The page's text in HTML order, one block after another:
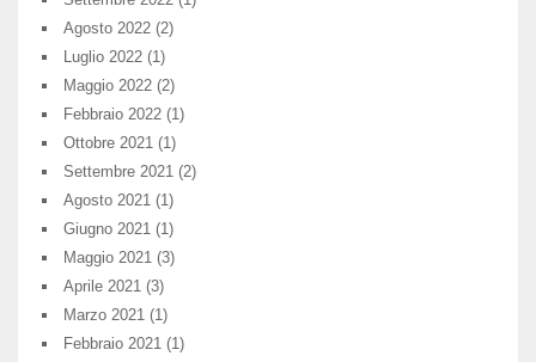
Agosto 2022 (2)
Luglio 2022 (1)
Maggio 2022 (2)
Febbraio 2022 (1)
Ottobre 2021 (1)
Settembre 2021 (2)
Agosto 2021 (1)
Giugno 2021 (1)
Maggio 2021 (3)
Aprile 2021 (3)
Marzo 2021 (1)
Febbraio 2021 (1)